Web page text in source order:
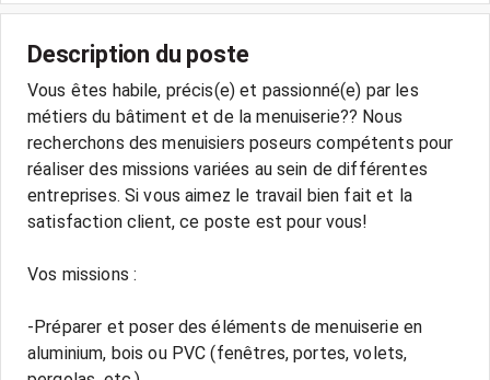
Description du poste
Vous êtes habile, précis(e) et passionné(e) par les
métiers du bâtiment et de la menuiserie?? Nous
recherchons des menuisiers poseurs compétents pour
réaliser des missions variées au sein de différentes
entreprises. Si vous aimez le travail bien fait et la
satisfaction client, ce poste est pour vous!
Vos missions :
-Préparer et poser des éléments de menuiserie en
aluminium, bois ou PVC (fenêtres, portes, volets,